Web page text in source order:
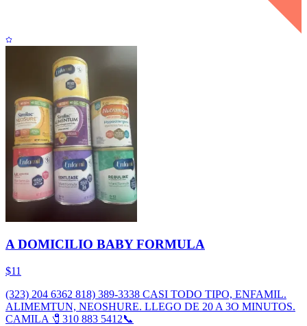
A DOMICILIO BABY FORMULA
$11
(323) 204 6362 818) 389-3338 CASI TODO TIPO, ENFAMIL.
ALIMEMTUN, NEOSHURE. LLEGO DE 20 A 3O MINUTOS.
CAMILA 🧷310 883 5412📞